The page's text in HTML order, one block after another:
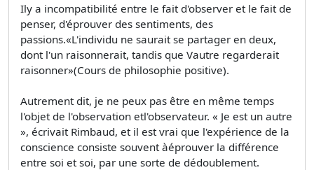
Ily a incompatibilité entre le fait d'observer et le fait de
penser, d'éprouver des sentiments, des
passions.«L'individu ne saurait se partager en deux,
dont l'un raisonnerait, tandis que Vautre regarderait
raisonner»(Cours de philosophie positive).
Autrement dit, je ne peux pas être en même temps
l'objet de l'observation etl'observateur. « Je est un autre
», écrivait Rimbaud, et il est vrai que l'expérience de la
conscience consiste souvent àéprouver la différence
entre soi et soi, par une sorte de dédoublement.